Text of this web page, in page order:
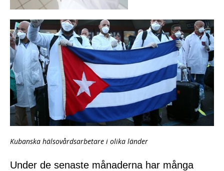
Kubanska hälsovårdsarbetare i olika länder
Under de senaste månaderna har många